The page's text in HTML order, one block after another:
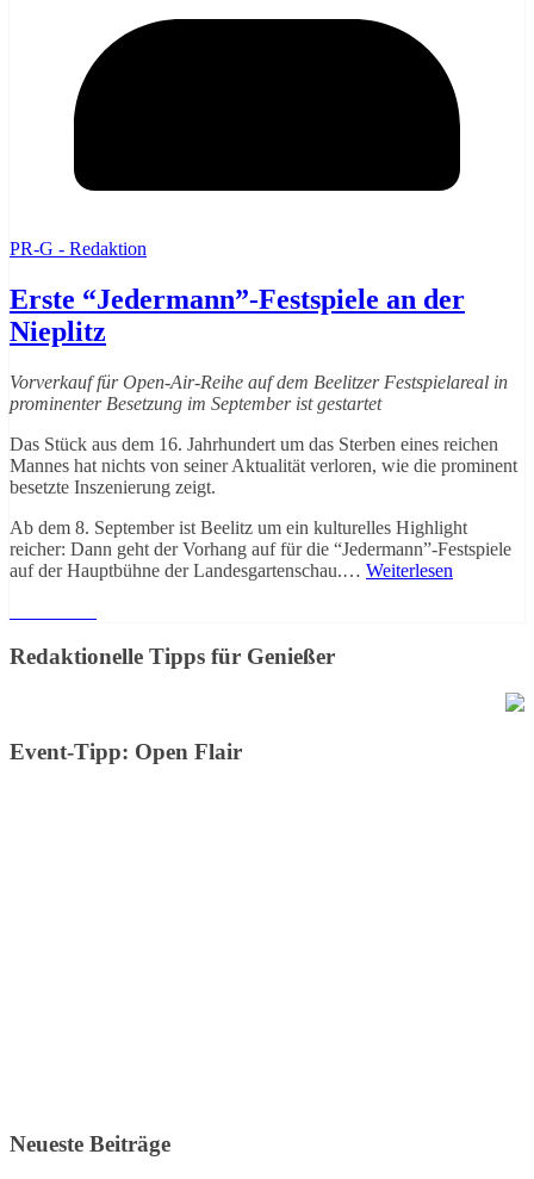
PR-G - Redaktion
Erste “Jedermann”-Festspiele an der
Nieplitz
Vorverkauf für Open-Air-Reihe auf dem Beelitzer Festspielareal in
prominenter Besetzung im September ist gestartet
Das Stück aus dem 16. Jahrhundert um das Sterben eines reichen
Mannes hat nichts von seiner Aktualität verloren, wie die prominent
besetzte Inszenierung zeigt.
Ab dem 8. September ist Beelitz um ein kulturelles Highlight
reicher: Dann geht der Vorhang auf für die “Jedermann”-Festspiele
auf der Hauptbühne der Landesgartenschau.… Weiterlesen
Redaktionelle Tipps für Genießer
Event-Tipp: Open Flair
Neueste Beiträge